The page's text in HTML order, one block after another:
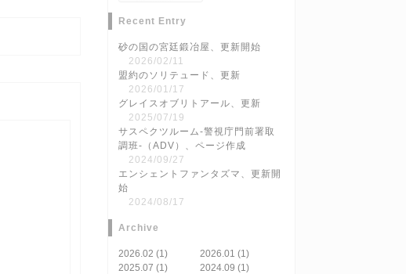
Recent Entry
砂の国の宮廷鍛冶屋、更新開始
2026/02/11
盟約のソリテュード、更新
2026/01/17
グレイスオブリトアール、更新
2025/07/19
サスペクツルーム-警視庁門前署取
調班-（ADV）、ページ作成
2024/09/27
エンシェントファンタズマ、更新開
始
2024/08/17
Archive
2026.02 (1)
2026.01 (1)
2025.07 (1)
2024.09 (1)